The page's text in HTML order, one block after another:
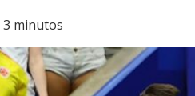
3 minutos